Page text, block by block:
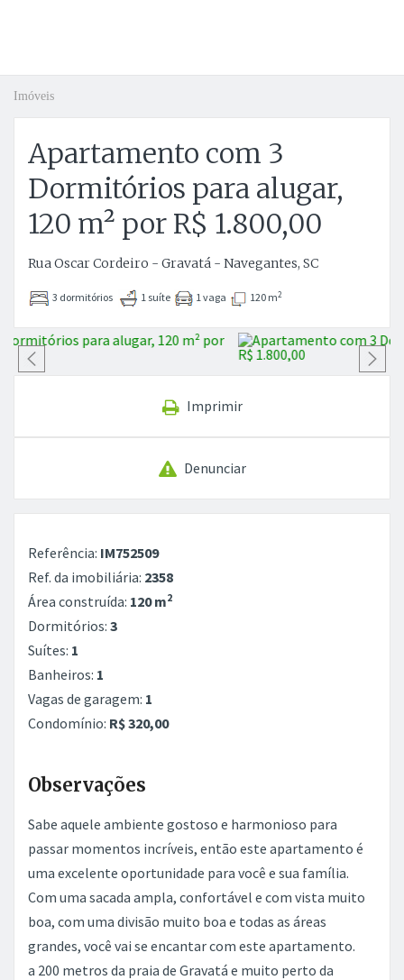
Imóveis
Apartamento com 3
Dormitórios para alugar,
120 m² por R$ 1.800,00
Rua Oscar Cordeiro - Gravatá - Navegantes, SC
3 dormitórios 1 suíte 1 vaga 120 m2
Anterior
Imprimir
Denunciar
Referência: IM752509
Ref. da imobiliária: 2358
Área construída: 120 m2
Dormitórios: 3
Suítes: 1
Banheiros: 1
Vagas de garagem: 1
Condomínio: R$ 320,00
Observações
Sabe aquele ambiente gostoso e harmonioso para
passar momentos incríveis, então este apartamento é
uma excelente oportunidade para você e sua família.
Com uma sacada ampla, confortável e com vista muito
boa, com uma divisão muito boa e todas as áreas
grandes, você vai se encantar com este apartamento.
a 200 metros da praia de Gravatá e muito perto da